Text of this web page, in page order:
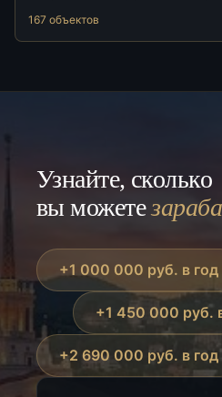
167 объектов
Узнайте, сколько
вы можете
+1 000 000 руб. в год
+1 450 000 руб.
+2 690 000 руб. в год